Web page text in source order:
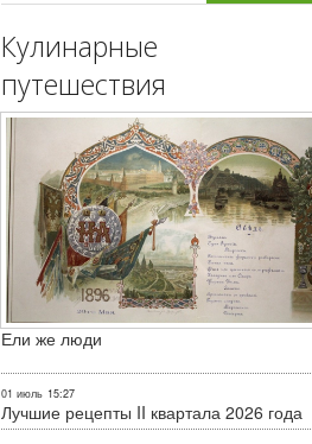
Кулинарные
путешествия
Ели же люди
01 июль 15:27
Лучшие рецепты II квартала 2026 года